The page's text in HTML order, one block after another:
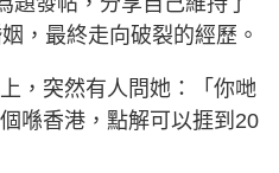
，最終走向破裂的經歷。
，突然有人問她：「你哋
喺香港，點解可以捱到20